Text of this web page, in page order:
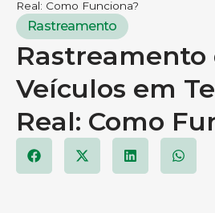
Real: Como Funciona?
Rastreamento
Rastreamento
Veículos em
Real: Como